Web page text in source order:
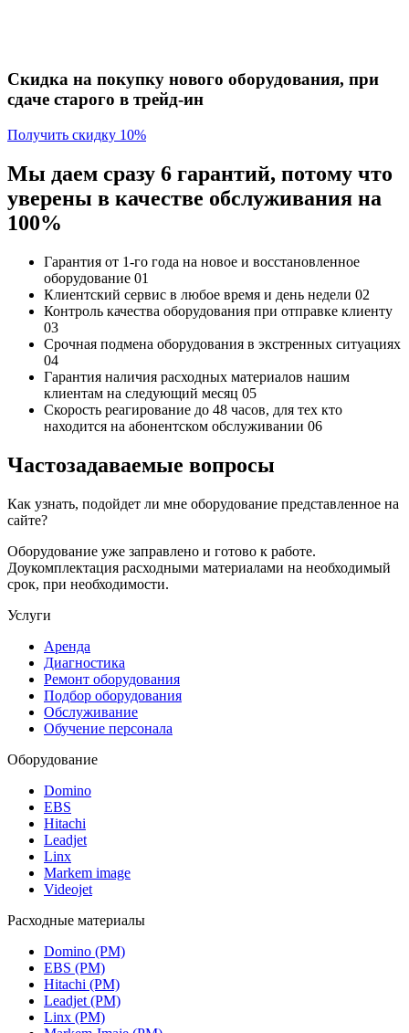
Скидка на покупку нового оборудования, при
сдаче старого в трейд-ин
Получить скидку 10%
Мы даем сразу 6 гарантий, потому что
уверены в качестве обслуживания на
100%
Гарантия от 1-го года на новое и восстановленное
оборудование 01
Клиентский сервис в любое время и день недели 02
Контроль качества оборудования при отправке клиенту
03
Срочная подмена оборудования в экстренных ситуациях
04
Гарантия наличия расходных материалов нашим
клиентам на следующий месяц 05
Скорость реагирование до 48 часов, для тех кто
находится на абонентском обслуживании 06
Частозадаваемые вопросы
Как узнать, подойдет ли мне оборудование представленное на
сайте?
Оборудование уже заправлено и готово к работе.
Доукомплектация расходными материалами на необходимый
срок, при необходимости.
Услуги
Аренда
Диагностика
Ремонт оборудования
Подбор оборудования
Обслуживание
Обучение персонала
Оборудование
Domino
EBS
Hitachi
Leadjet
Linx
Markem image
Videojet
Расходные материалы
Domino (РМ)
EBS (РМ)
Hitachi (РМ)
Leadjet (РМ)
Linx (РМ)